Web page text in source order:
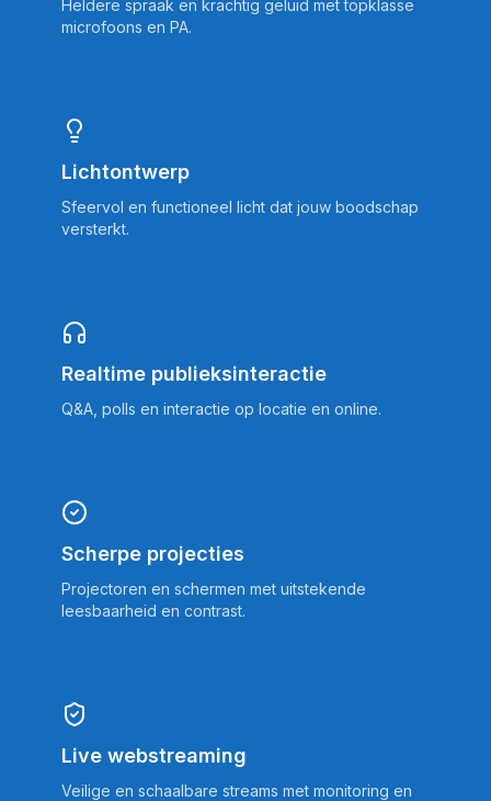
Heldere spraak en krachtig geluid met topklasse
microfoons en PA.
Lichtontwerp
Sfeervol en functioneel licht dat jouw boodschap
versterkt.
Realtime publieksinteractie
Q&A, polls en interactie op locatie en online.
Scherpe projecties
Projectoren en schermen met uitstekende
leesbaarheid en contrast.
Live webstreaming
Veilige en schaalbare streams met monitoring en